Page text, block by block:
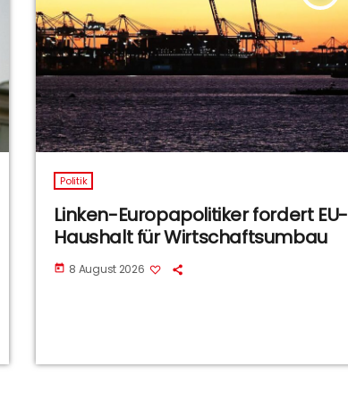
Politik
Linken-Europapolitiker fordert EU-
Haushalt für Wirtschaftsumbau
today 8 August 2026